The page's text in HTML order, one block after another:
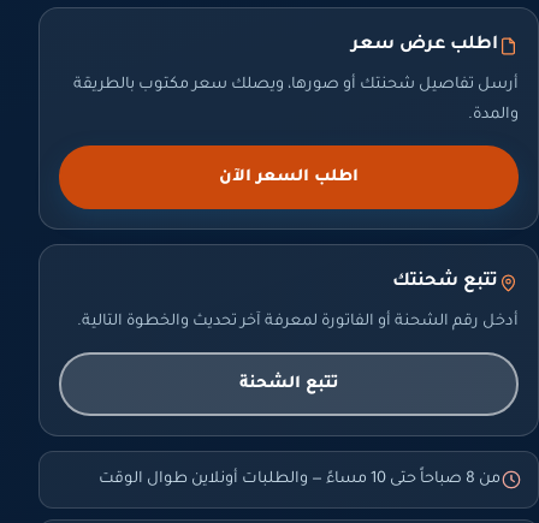
اطلب عرض سعر
أرسل تفاصيل شحنتك أو صورها، ويصلك سعر مكتوب بالطريقة
والمدة.
اطلب السعر الآن
تتبع شحنتك
أدخل رقم الشحنة أو الفاتورة لمعرفة آخر تحديث والخطوة التالية.
تتبع الشحنة
من 8 صباحاً حتى 10 مساءً — والطلبات أونلاين طوال الوقت